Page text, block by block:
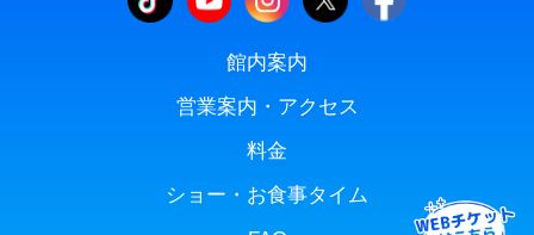
館内案内
営業案内・アクセス
料金
ショー・お食事タイム